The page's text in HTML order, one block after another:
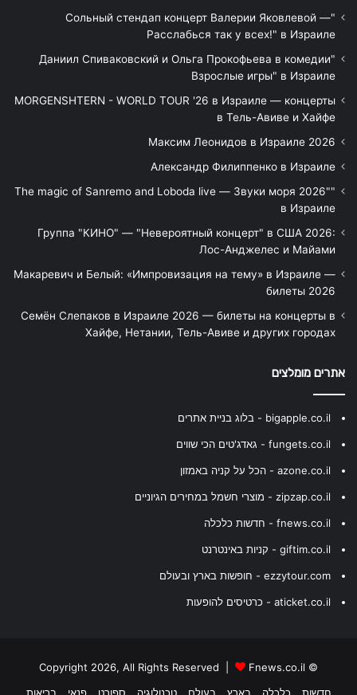
"Сольный стендап концерт Валерии Яковлевой —
Расслабься так у всех!" в Израиле
"Даниил Спиваковский и Ольга Прокофьева в комедии
Взрослые игры" в Израиле
MORGENSHTERN - WORLD TOUR '26 в Израиле — концерты
в Тель-Авиве и Хайфе
Максим Леонидов в Израиле 2026
Александр Филиппенко в Израиле
"The magic of Sanremo and Loboda live — Звуки моря 2026"
в Израиле
Группа "КИНО" — "Невероятный концерт" в США 2026:
Лос-Анджелес и Майами
Макаревич и Белый: «Импровизация на тему» в Израиле —
билеты 2026
Семён Слепаков в Израиле 2026 — билеты на концерты в
Хайфе, Нетании, Тель-Авиве и других городах
אתרים מומלצים
bigapple.co.il - בלוג בניית אתרים
fungets.co.il - גאדג'טים הכי שווים
azone.co.il - הכל על קניה באמזון
zipzap.co.il - מוצרי חשמל במחירים הגיוניים
fnews.co.il - חדשות כלכלה
giftim.co.il - קניות באינטרנט
ezzytour.com - חופשות בארץ ובעולם
aticket.co.il - כרטיסים להופעות
© Copyright 2026, All Rights Reserved |
Fnews.co.il
חדשות
כלכלה בארץ בעולם טכנולוגיה ספורט פנאי בריאות